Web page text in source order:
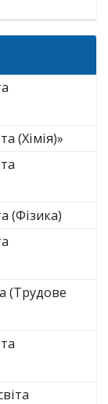
(Хімія)»
(Фізика)
(Трудове